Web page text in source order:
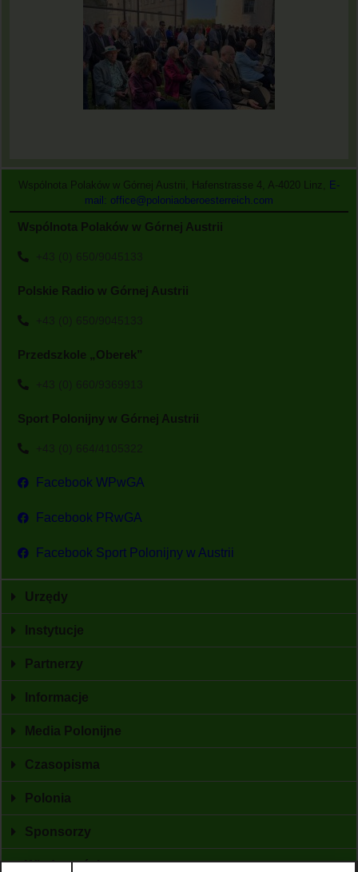
Wspólnota Polaków w Górnej Austrii, Hafenstrasse 4, A-4020 Linz, E-
mail: office@poloniaoberoesterreich.com
Wspólnota Polaków w Górnej Austrii
+43 (0) 650/9045133
Polskie Radio w Górnej Austrii
+43 (0) 650/9045133
Przedszkole „Oberek”
+43 (0) 660/9369913
Sport Polonijny w Górnej Austrii
+43 (0) 664/4105322
Facebook WPwGA
Facebook PRwGA
Facebook Sport Polonijny w Austrii
Urzędy
Instytucje
Partnerzy
Informacje
Media Polonijne
Czasopisma
Polonia
Sponsorzy
Wiadomości